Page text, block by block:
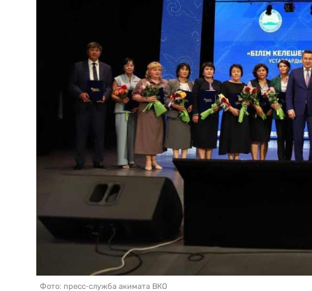
Фото: пресс-служба акимата ВКО